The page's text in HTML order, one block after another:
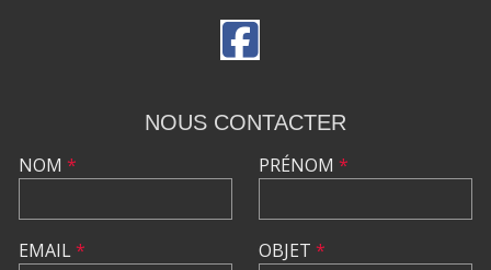
NOUS CONTACTER
NOM *
EMAIL*
PRÉNOM *
OBJET *